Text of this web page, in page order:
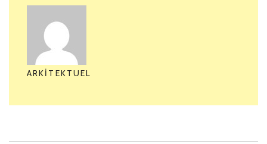
ARKITEKTUEL